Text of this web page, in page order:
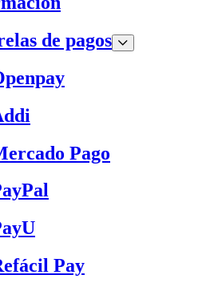
de pagos
Pago
Pay